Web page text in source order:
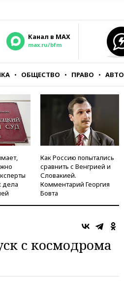
Канал в MAX
max.ru/bfm
ОБЩЕСТВО ПРАВО АВТО
дела
Как Россию попытались
сравнить с Венгрией и
Словакией.
Комментарий Георгия
Бовта
с космодрома